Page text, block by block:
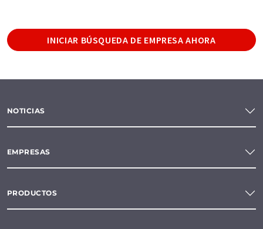
INICIAR BÚSQUEDA DE EMPRESA AHORA
NOTICIAS
EMPRESAS
PRODUCTOS